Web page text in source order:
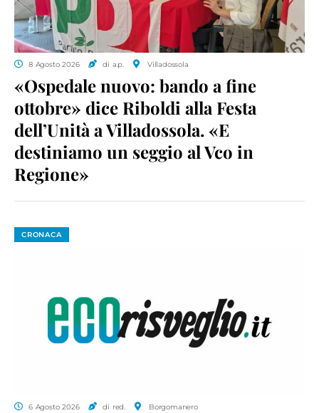
8 Agosto 2026 di a.p. Villadossola
«Ospedale nuovo: bando a fine
ottobre» dice Riboldi alla Festa
dell’Unità a Villadossola. «E
destiniamo un seggio al Vco in
Regione»
CRONACA
6 Agosto 2026 di red. Borgomanero